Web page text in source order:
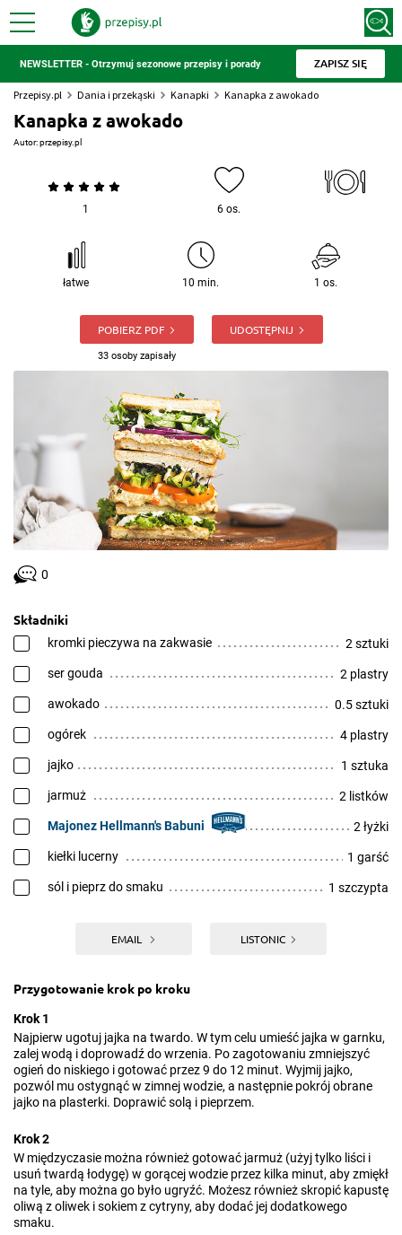
NEWSLETTER - Otrzymuj sezonowe przepisy i porady ZAPISZ SIĘ
Przepisy.pl Dania i przekąski Kanapki Kanapka z awokado
Kanapka z awokado
Autor:przepisy.pl
1 6 os.
łatwe 10 min. 1 os.
POBIERZ PDF
33 osoby zapisały
UDOSTĘPNIJ
0
Składniki
kromki pieczywa na zakwasie 2 sztuki
ser gouda 2 plastry
awokado 0.5 sztuki
ogórek 4 plastry
jajko 1 sztuka
jarmuż 2 listków
Majonez Hellmann's Babuni 2 łyżki
kiełki lucerny 1 garść
sól i pieprz do smaku 1 szczypta
EMAIL LISTONIC
Przygotowanie krok po kroku
Krok 1
Najpierw ugotuj jajka na twardo. W tym celu umieść jajka w garnku,
zalej wodą i doprowadź do wrzenia. Po zagotowaniu zmniejszyć
ogień do niskiego i gotować przez 9 do 12 minut. Wyjmij jajko,
pozwól mu ostygnąć w zimnej wodzie, a następnie pokrój obrane
jajko na plasterki. Doprawić solą i pieprzem.
Krok 2
W międzyczasie można również gotować jarmuż (użyj tylko liści i
usuń twardą łodygę) w gorącej wodzie przez kilka minut, aby zmiękł
na tyle, aby można go było ugryźć. Możesz również skropić kapustę
oliwą z oliwek i sokiem z cytryny, aby dodać jej dodatkowego
smaku.